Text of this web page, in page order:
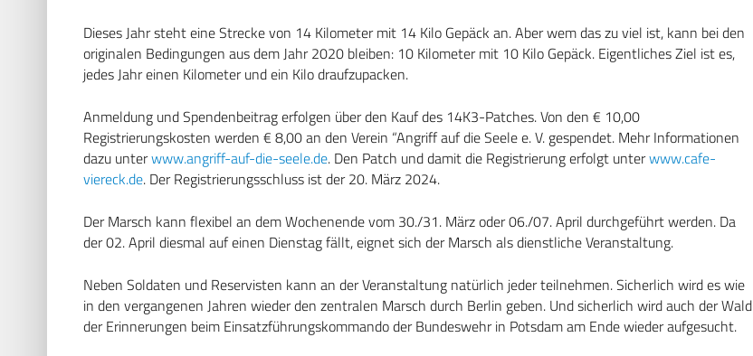
Dieses Jahr steht eine Strecke von 14 Kilometer mit 14 Kilo Gepäck an. Aber wem das zu viel ist, kann bei den
originalen Bedingungen aus dem Jahr 2020 bleiben: 10 Kilometer mit 10 Kilo Gepäck. Eigentliches Ziel ist es,
jedes Jahr einen Kilometer und ein Kilo draufzupacken.
Anmeldung und Spendenbeitrag erfolgen über den Kauf des 14K3-Patches. Von den € 10,00
Registrierungskosten werden € 8,00 an den Verein “Angriff auf die Seele e. V. gespendet. Mehr Informationen
dazu unterwww.angriff-auf-die-seele.de. Den Patch und damit die Registrierung erfolgt unterwww.cafe-
viereck.de. Der Registrierungsschluss ist der 20. März 2024.
Der Marsch kann flexibel an dem Wochenende vom 30./31. März oder 06./07. April durchgeführt werden. Da
der 02. April diesmal auf einen Dienstag fällt, eignet sich der Marsch als dienstliche Veranstaltung.
Neben Soldaten und Reservisten kann an der Veranstaltung natürlich jeder teilnehmen. Sicherlich wird es wie
in den vergangenen Jahren wieder den zentralen Marsch durch Berlin geben. Und sicherlich wird auch der Wald
der Erinnerungen beim Einsatzführungskommando der Bundeswehr in Potsdam am Ende wieder aufgesucht.